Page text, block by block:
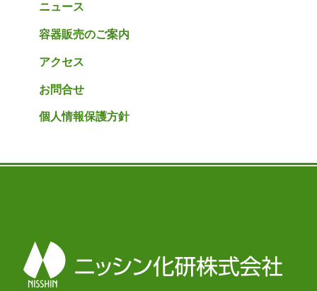
ニュース
容器販売のご案内
アクセス
お問合せ
個人情報保護方針